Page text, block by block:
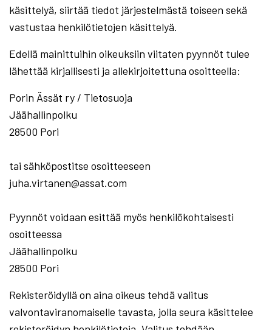
käsittelyä, siirtää tiedot järjestelmästä toiseen sekä
vastustaa henkilötietojen käsittelyä.
Edellä mainittuihin oikeuksiin viitaten pyynnöt tulee
lähettää kirjallisesti ja allekirjoitettuna osoitteella:
Porin Ässät ry / Tietosuoja
Jäähallinpolku
28500 Pori
tai sähköpostitse osoitteeseen
juha.virtanen@assat.com
Pyynnöt voidaan esittää myös henkilökohtaisesti
osoitteessa
Jäähallinpolku
28500 Pori
Rekisteröidyllä on aina oikeus tehdä valitus
valvontaviranomaiselle tavasta, jolla seura käsittelee